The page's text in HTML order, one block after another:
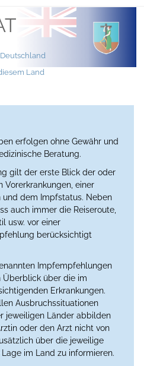
Land
erfolgen ohne Gewähr und
Beratung.
gilt der erste Blick der oder
Vorerkrankungen, einer
dem Impfstatus. Neben
auch immer die Reiseroute,
usw. vor einer
berücksichtigt
Impfempfehlungen
Überblick über die im
Erkrankungen.
Ausbruchssituationen
jeweiligen Länder abbilden
oder den Arzt nicht von
über die jeweilige
im Land zu informieren.